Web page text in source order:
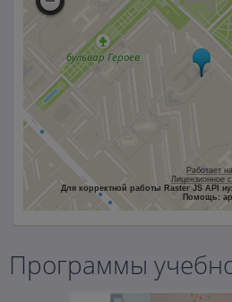
Работает
Лицензионное
Для корректной работы Raster JS API
Помощь:
Программы